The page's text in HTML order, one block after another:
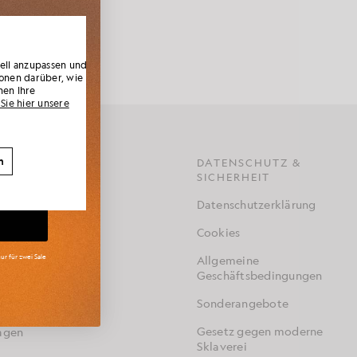
Must-
DATENSCHUTZ &
SICHERHEIT
Datenschutzerklärung
Cookies
Allgemeine
Geschäftsbedingungen
Sonderangebote
Gesetz gegen moderne
Sklaverei
anzupassen und
darüber, wie
Ihre
Sie hier unsere
für zwei Sale